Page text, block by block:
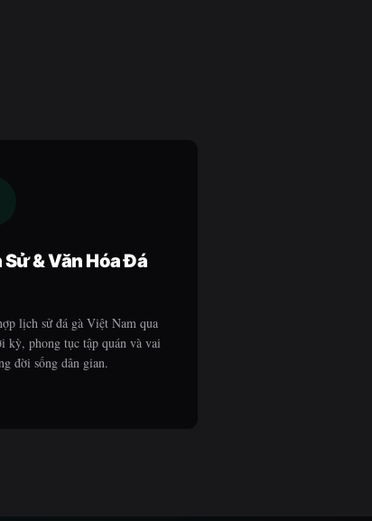
Sử & Văn Hóa Đá
lịch sử đá gà Việt Nam qua
kỳ, phong tục tập quán và vai
đời sống dân gian.